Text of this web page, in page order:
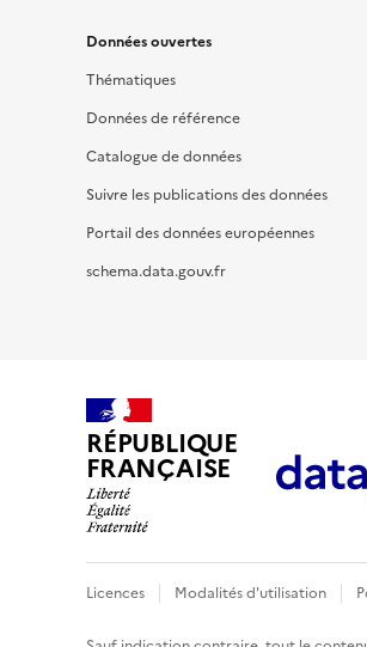
Données ouvertes
Thématiques
Données de référence
Catalogue de données
Suivre les publications des données
Portail des données européennes
schema.data.gouv.fr
RÉPUBLIQUE
FRANÇAISE
Licences Modalités d'utilisation